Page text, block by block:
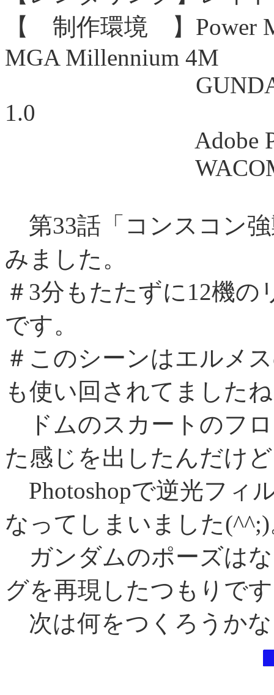
【 制作環境 】Power
MGA Millennium 4M
GUNDAM
1.0
Adobe
WACOM
第33話「コンスコン
みました。
＃3分もたたずに12機
です。
＃このシーンはエルメ
も使い回されてまし
ドムのスカートのフ
た感じを出したんだけ
Photoshopで逆光フィ
なってしまいました
ガンダムのポーズは
グを再現したつもりで
次は何をつくろうか